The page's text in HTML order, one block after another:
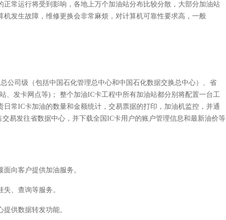
常运行将受到影响，各地上万个加油站分布比较分散，大部分加油站
发生故障，维修更换会非常麻烦，对计算机可靠性要求高，一般
公司级（包括中国石化管理总中心和中国石化数据交换总中心）、省
、发卡网点等) ； 整个加油IC卡工程中所有加油站都分别将配置一台工
日常IC卡加油的数量和金额统计，交易票据的打印，加油机监控，并通
易发往省数据中心，并下载全国 IC卡用户的账户管理信息和最新油价等
向客户提供加油服务。
、查询等服务。
供数据转发功能。